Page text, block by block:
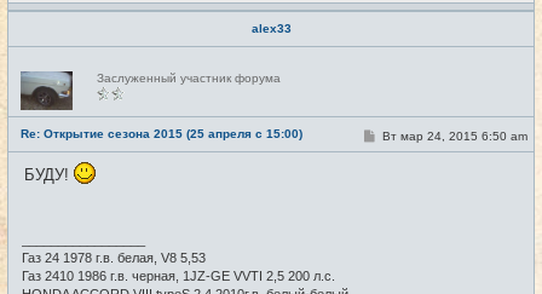
alex33
Н
е
в
с
е
т
и
Заслуженный участник форума
Re: Открытие сезона 2015 (25 апреля с 15:00) #7
С
о
Вт мар 24, 2015 6:50 am
БУДУ!
Газ 24 1978 г.в. белая, V8 5,53
Газ 2410 1986 г.в. черная, 1JZ-GE VVTI 2,5 200 л.с.